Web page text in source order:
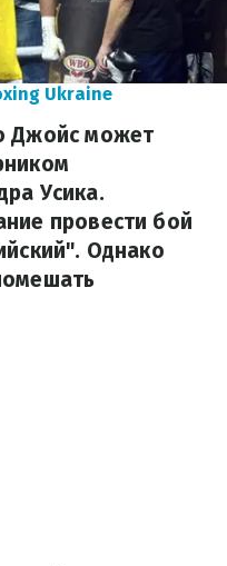
Ukraine
Джойс может
Усика.
провести бой
Однако